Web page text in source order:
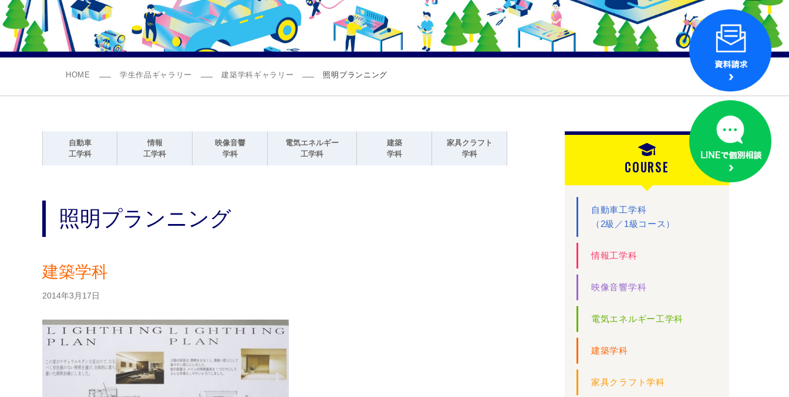
HOME 学生作品ギャラリー 建築学科ギャラリー 照明プランニング
自動車
工学科
情報
工学科
映像音響
学科
電気エネルギー
工学科
建築
学科
家具クラフト
学科
照明プランニング
建築学科
2014年3月17日
COURSE
自動車工学科
（2級／1級コース）
情報工学科
映像音響学科
電気エネルギー工学科
建築学科
家具クラフト学科